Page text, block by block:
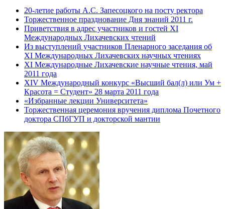
20-летие работы А.С. Запесоцкого на посту ректора
Торжественное празднование Дня знаний 2011 г.
Приветствия в адрес участников и гостей XI
Международных Лихачевских чтений
Из выступлений участников Пленарного заседания об
XI Международных Лихачевских научных чтениях
XI Международные Лихачевские научные чтения, май
2011 года
XIV Международный конкурс «Высший бал(л) или Ум +
Красота = Студент» 28 марта 2011 года
«Избранные лекции Университета»
Торжественная церемония вручения диплома Почетного
доктора СПбГУП и докторской мантии